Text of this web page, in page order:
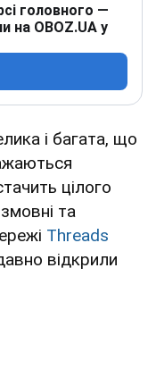
головного —
на OBOZ.UA у
і багата, що
цілого
та
Threads
відкрили